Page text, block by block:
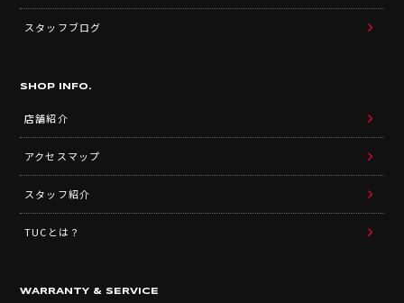
スタッフブログ
SHOP INFO.
店舗紹介
アクセスマップ
スタッフ紹介
TUCとは？
WARRANTY & SERVICE